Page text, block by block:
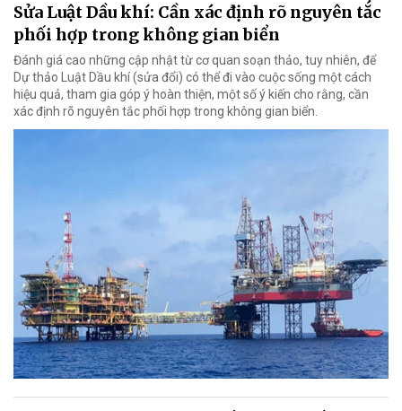
Sửa Luật Dầu khí: Cần xác định rõ nguyên tắc
phối hợp trong không gian biển
Đánh giá cao những cập nhật từ cơ quan soạn thảo, tuy nhiên, để
Dự thảo Luật Dầu khí (sửa đổi) có thể đi vào cuộc sống một cách
hiệu quả, tham gia góp ý hoàn thiện, một số ý kiến cho rằng, cần
xác định rõ nguyên tắc phối hợp trong không gian biển.